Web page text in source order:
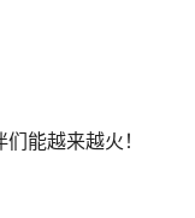
能越来越火！